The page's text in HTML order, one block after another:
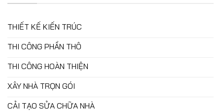
THIẾT KẾ KIẾN TRÚC
THI CÔNG PHẦN THÔ
THI CÔNG HOÀN THIỆN
XÂY NHÀ TRỌN GÓI
CẢI TẠO SỬA CHỮA NHÀ